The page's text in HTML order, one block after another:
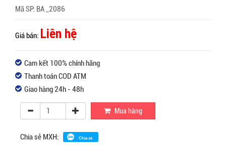
Mã SP: BA _2086
Giá bán: Liên hệ
Cam kết 100% chính hãng
Thanh toán COD ATM
Giao hàng 24h - 48h
Mua hàng
Chia sẻ MXH: Chia sẻ